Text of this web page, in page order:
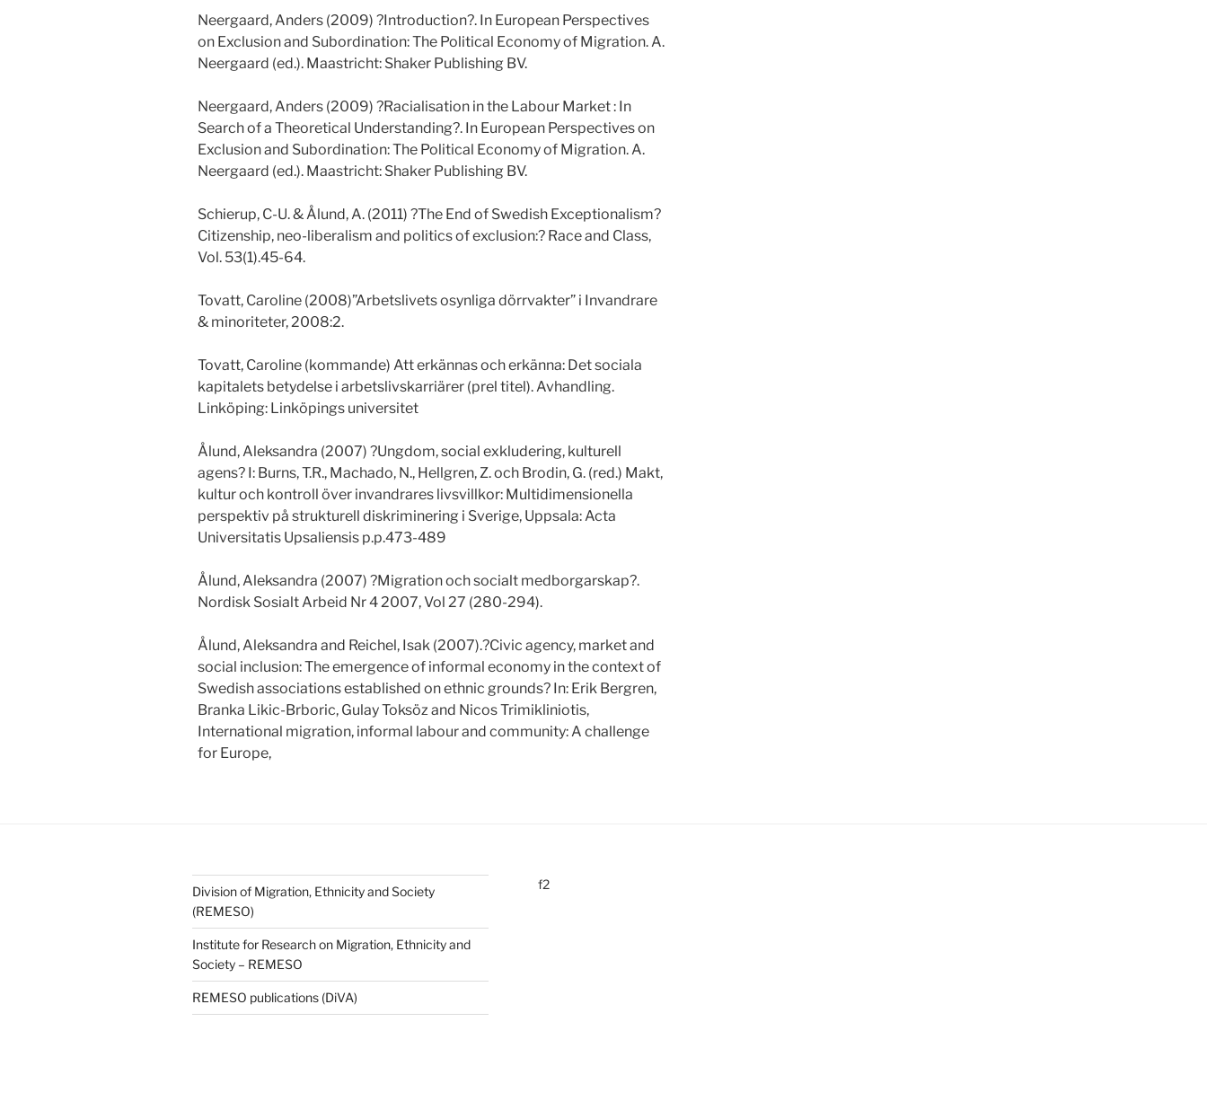
Neergaard, Anders (2009) ?Introduction?. In European Perspectives
on Exclusion and Subordination: The Political Economy of Migration. A.
Neergaard (ed.). Maastricht: Shaker Publishing BV.
Neergaard, Anders (2009) ?Racialisation in the Labour Market : In
Search of a Theoretical Understanding?. In European Perspectives on
Exclusion and Subordination: The Political Economy of Migration. A.
Neergaard (ed.). Maastricht: Shaker Publishing BV.
Schierup, C-U. & Ålund, A. (2011) ?The End of Swedish Exceptionalism?
Citizenship, neo-liberalism and politics of exclusion:? Race and Class,
Vol. 53(1).45-64.
Tovatt, Caroline (2008)”Arbetslivets osynliga dörrvakter” i Invandrare
& minoriteter, 2008:2.
Tovatt, Caroline (kommande) Att erkännas och erkänna: Det sociala
kapitalets betydelse i arbetslivskarriärer (prel titel). Avhandling.
Linköping: Linköpings universitet
Ålund, Aleksandra (2007) ?Ungdom, social exkludering, kulturell
agens? I: Burns, T.R., Machado, N., Hellgren, Z. och Brodin, G. (red.) Makt,
kultur och kontroll över invandrares livsvillkor: Multidimensionella
perspektiv på strukturell diskriminering i Sverige, Uppsala: Acta
Universitatis Upsaliensis p.p.473-489
Ålund, Aleksandra (2007) ?Migration och socialt medborgarskap?.
Nordisk Sosialt Arbeid Nr 4 2007, Vol 27 (280-294).
Ålund, Aleksandra and Reichel, Isak (2007).?Civic agency, market and
social inclusion: The emergence of informal economy in the context of
Swedish associations established on ethnic grounds? In: Erik Bergren,
Branka Likic-Brboric, Gulay Toksöz and Nicos Trimikliniotis,
International migration, informal labour and community: A challenge
for Europe,
Division of Migration, Ethnicity and Society
(REMESO)
Institute for Research on Migration, Ethnicity and
Society – REMESO
REMESO publications (DiVA)
f2